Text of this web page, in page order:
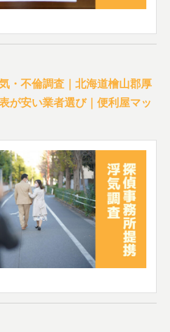
・不倫調査｜北海道檜山郡厚
が安い業者選び｜便利屋マッ